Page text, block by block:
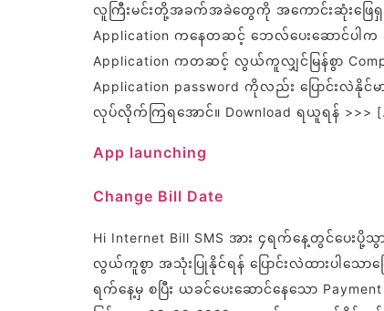
လူကြီးမင်းတို့အခက်အခဲတွေကို အကောင်းဆုံးဖြေရှင်
Application ကနေတဆင့် ဘေလ်ပေးဆောင်ပါ
Application ကတဆင့် လွယ်ကူလျှင်မြန်စွာ
Application password ကိုလည်း ပြောင်းလဲနို
လုပ်လိုက်ကြရအောင်။ Download ရယူရန် >>>
App launching
Change Bill Date
Hi Internet Bill SMS အား ၄ရက်နေ့တွင်ပေးပို့သွာ
လွယ်ကူစွာ အသုံးပြုနိုင်ရန် ပြောင်းလဲထားပါသောက
ရက်နေ့မှ စပြီး ယခင်ပေး‌ဆောင်နေသော